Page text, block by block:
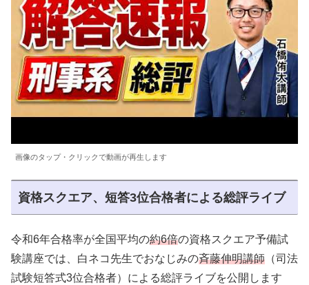
画像のタップ・クリックで動画が再生します
資格スクエア、短答3位合格者による総評ライブ
令和6年合格率が全国平均の約6倍の資格スクエア予備試
験講座では、白ネコ先生でおなじみの斉藤伸明講師 （司法
試験短答式3位合格者）による総評ライブを公開します